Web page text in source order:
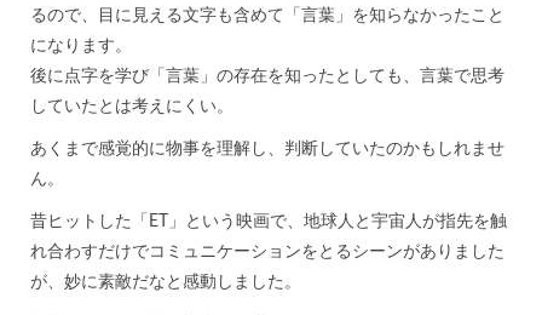
るので、目に見える文字も含めて「言葉」を知らなかったこと
になります。
後に点字を学び「言葉」の存在を知ったとしても、言葉で思考
していたとは考えにくい。
あくまで感覚的に物事を理解し、判断していたのかもしれませ
ん。
昔ヒットした「ET」という映画で、地球人と宇宙人が指先を触
れ合わすだけでコミュニケーションをとるシーンがありました
が、妙に素敵だなと感動しました。